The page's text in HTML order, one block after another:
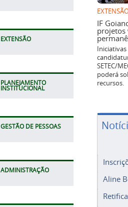
EXTENSÃO
PLANEJAMENTO
INSTITUCIONAL
GESTÃO DE PESSOAS
ADMINISTRAÇÃO
IF
projetos
SETEC/
poderá
recursos.
Aline